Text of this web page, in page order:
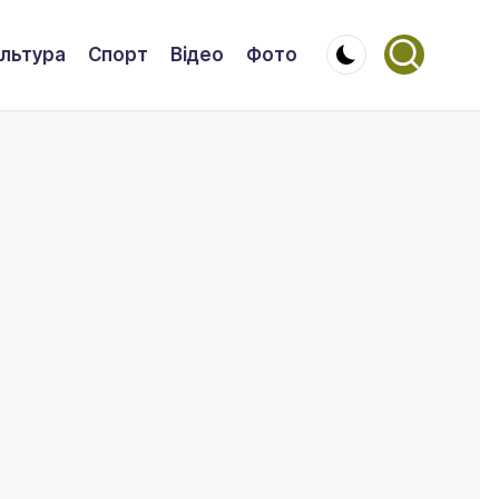
Спорт Відео Фото